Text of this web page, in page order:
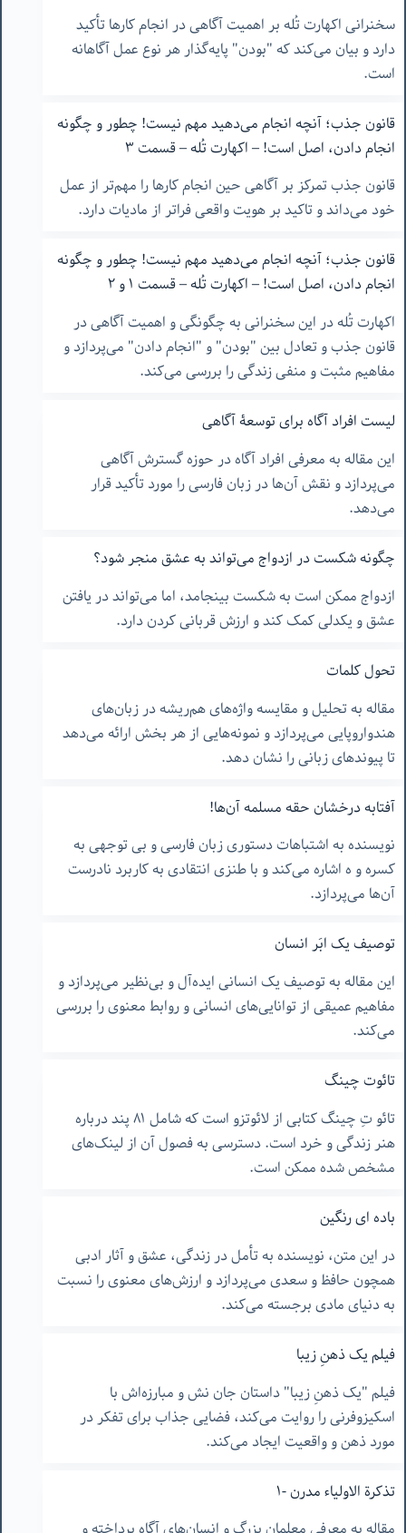
سخنرانی اکهارت تُله بر اهمیت آگاهی در انجام کارها تأکید
دارد و بیان می‌کند که "بودن" پایه‌گذار هر نوع عمل آگاهانه
است.
قانون جذب؛ آنچه انجام می‌دهید مهم نیست! چطور و چگونه
انجام دادن، اصل است! – اکهارت تُله – قسمت ٣
قانون جذب تمرکز بر آگاهی حین انجام کارها را مهم‌تر از عمل
خود می‌داند و تاکید بر هویت واقعی فراتر از مادیات دارد.
قانون جذب؛ آنچه انجام می‌دهید مهم نیست! چطور و چگونه
انجام دادن، اصل است! – اکهارت تُله – قسمت ١ و ٢
اکهارت تُله در این سخنرانی به چگونگی و اهمیت آگاهی در
قانون جذب و تعادل بین "بودن" و "انجام دادن" می‌پردازد و
مفاهیم مثبت و منفی زندگی را بررسی می‌کند.
لیست افراد آگاه برای توسعۀ آگاهی
این مقاله به معرفی افراد آگاه در حوزه گسترش آگاهی
می‌پردازد و نقش آن‌ها در زبان فارسی را مورد تأکید قرار
می‌دهد.
چگونه شکست در ازدواج می‌تواند به عشق منجر شود؟
ازدواج ممکن است به شکست بینجامد، اما می‌تواند در یافتن
عشق و یکدلی کمک کند و ارزش قربانی کردن دارد.
تحول کلمات
مقاله به تحلیل و مقایسه واژه‌های هم‌ریشه در زبان‌های
هندواروپایی می‌پردازد و نمونه‌هایی از هر بخش ارائه می‌دهد
تا پیوندهای زبانی را نشان دهد.
آفتابه درخشان حقه مسلمه آن‌ها!
نویسنده به اشتباهات دستوری زبان فارسی و بی توجهی به
کسره و ه اشاره می‌کند و با طنزی انتقادی به کاربرد نادرست
آن‌ها می‌پردازد.
توصیف یک ابَر انسان
این مقاله به توصیف یک انسانی ایده‌آل و بی‌نظیر می‌پردازد و
مفاهیم عمیقی از توانایی‌های انسانی و روابط معنوی را بررسی
می‌کند.
تائوت چینگ
تائو تِ چینگ کتابی از لائوتزو است که شامل ۸۱ پند درباره
هنر زندگی و خرد است. دسترسی به فصول آن از لینک‌های
مشخص شده ممکن است.
باده ای رنگین
در این متن، نویسنده به تأمل در زندگی، عشق و آثار ادبی
همچون حافظ و سعدی می‌پردازد و ارزش‌های معنوی را نسبت
به دنیای مادی برجسته می‌کند.
فیلم یک ذهنِ زیبا
فیلم "یک ذهنِ زیبا" داستان جان نش و مبارزه‌اش با
اسکیزوفرنی را روایت می‌کند، فضایی جذاب برای تفکر در
مورد ذهن و واقعیت ایجاد می‌کند.
تذکرة الاولیاء مدرن -۱